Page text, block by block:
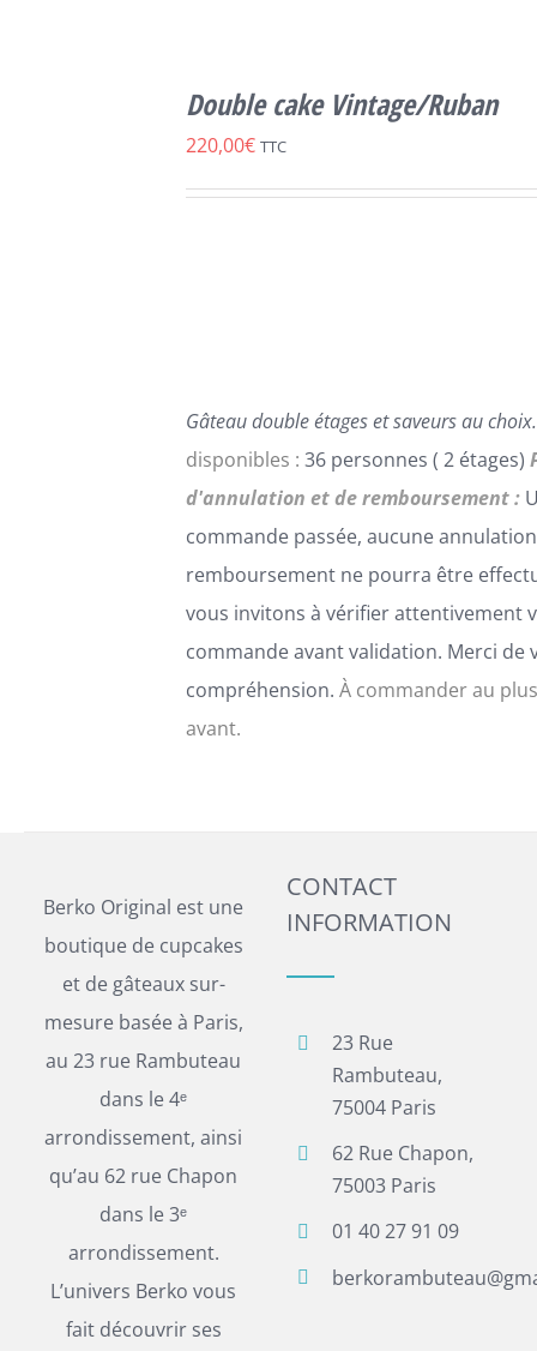
Double cake Vintage/Ruban
220,00€ TTC
Gâteau double étages et saveurs au choix.
disponibles : 36 personnes ( 2 étages)
d'annulation et de remboursement :
commande passée, aucune
remboursement ne pourra être
vous invitons à vérifier attentivement
commande avant validation. Merci de
compréhension. À commander au
avant.
Berko Original est une
boutique de cupcakes
et de gâteaux sur-
mesure basée à Paris,
au 23 rue Rambuteau
dans le 4ᵉ
arrondissement, ainsi
qu’au 62 rue Chapon
dans le 3ᵉ
arrondissement.
L’univers Berko vous
fait découvrir ses
CONTACT
INFORMATION
23 Rue
Rambuteau,
75004 Paris
62 Rue Chapon,
75003 Paris
01 40 27 91 09